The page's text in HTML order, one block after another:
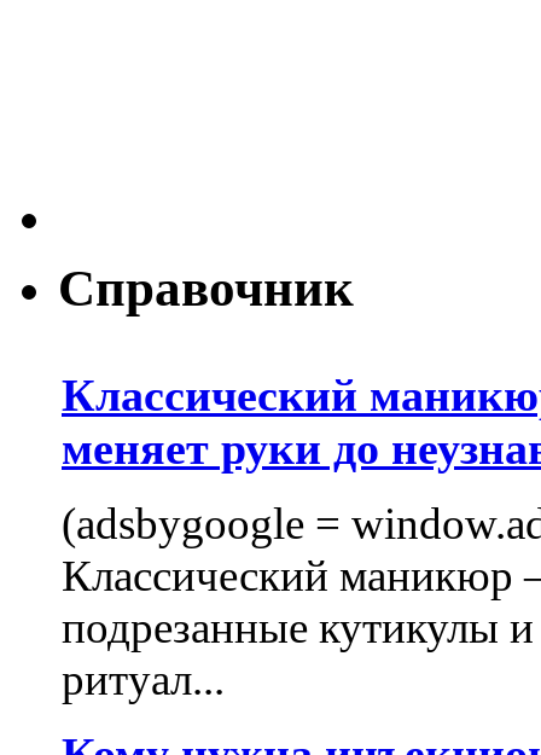
Справочник
Классический
меняет руки до
(adsbygoogle =
Классический маникюр
подрезанные кутикулы
ритуал...